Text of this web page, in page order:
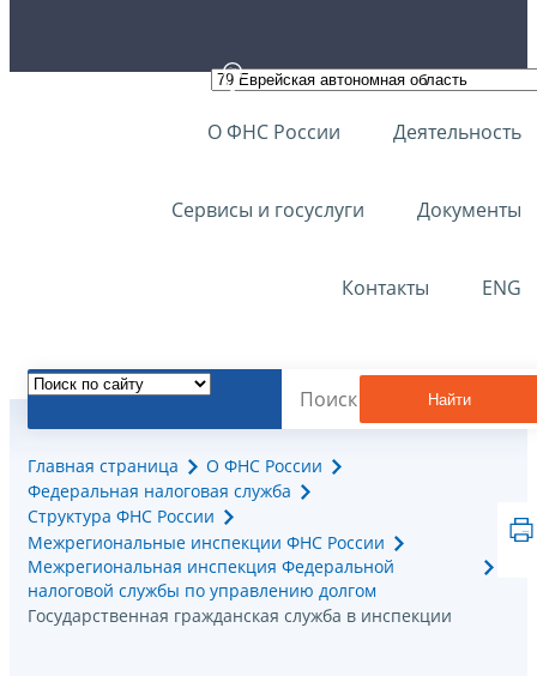
О ФНС России Деятельность
Сервисы и госуслуги Документы
Контакты ENG
Найти
Главная страница
О ФНС России
Федеральная налоговая служба
Структура ФНС России
Межрегиональные инспекции ФНС России
Межрегиональная инспекция Федеральной
налоговой службы по управлению долгом
Государственная гражданская служба в инспекции